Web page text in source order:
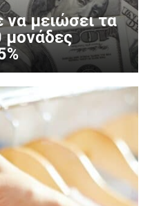
μειώσει τα
μονάδες